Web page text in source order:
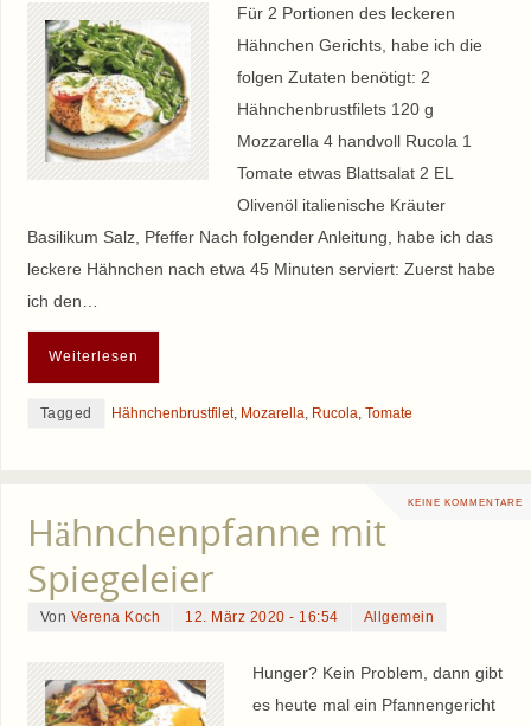
Für 2 Portionen des leckeren
Hähnchen Gerichts, habe ich die
folgen Zutaten benötigt: 2
Hähnchenbrustfilets 120 g
Mozzarella 4 handvoll Rucola 1
Tomate etwas Blattsalat 2 EL
Olivenöl italienische Kräuter
Basilikum Salz, Pfeffer Nach folgender Anleitung, habe ich das
leckere Hähnchen nach etwa 45 Minuten serviert: Zuerst habe
ich den…
Weiterlesen
Tagged Hähnchenbrustfilet, Mozarella, Rucola, Tomate
KEINE KOMMENTARE
Hähnchenpfanne mit
Spiegeleier
Von Verena Koch 12. März 2020 - 16:54 Allgemein
Hunger? Kein Problem, dann gibt
es heute mal ein Pfannengericht